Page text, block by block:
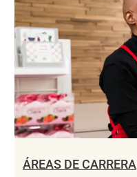
ÁREAS DE CARRERA